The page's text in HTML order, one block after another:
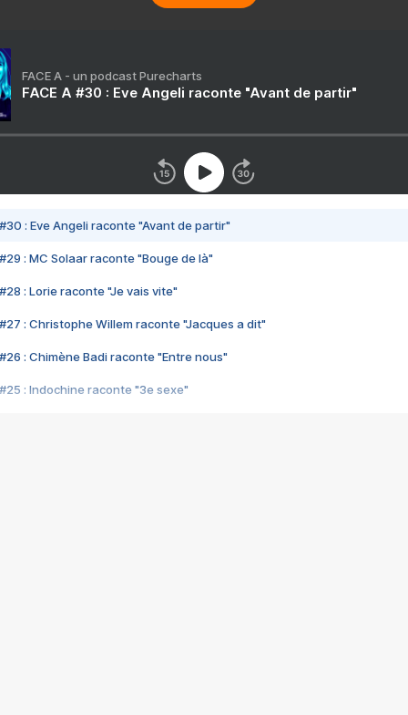
FACE A - un podcast Purecharts
FACE A #30 : Eve Angeli raconte "Avant de partir"
#30 : Eve Angeli raconte "Avant de partir"
#29 : MC Solaar raconte "Bouge de là"
#28 : Lorie raconte "Je vais vite"
#27 : Christophe Willem raconte "Jacques a dit"
#26 : Chimène Badi raconte "Entre nous"
#25 : Indochine raconte "3e sexe"